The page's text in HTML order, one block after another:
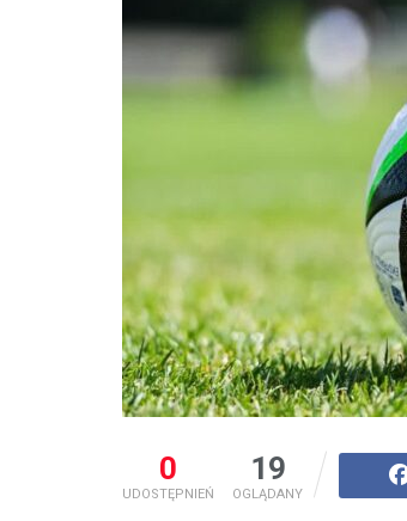
0
UDOSTĘPNIEŃ
19
OGLĄDANY